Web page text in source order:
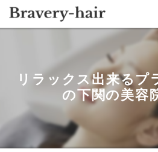
リラックス出来るプ
の下関の美容